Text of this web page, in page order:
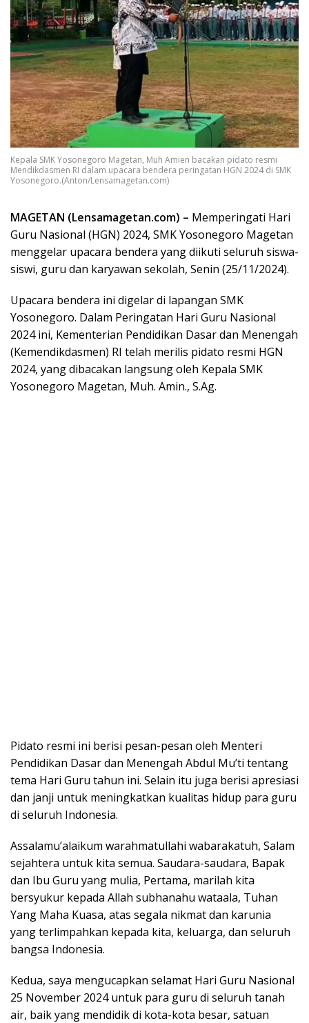
Kepala SMK Yosonegoro Magetan, Muh Amien bacakan pidato resmi
Mendikdasmen RI dalam upacara bendera peringatan HGN 2024 di SMK
Yosonegoro.(Anton/Lensamagetan.com)
MAGETAN (Lensamagetan.com) – Memperingati Hari
Guru Nasional (HGN) 2024, SMK Yosonegoro Magetan
menggelar upacara bendera yang diikuti seluruh siswa-
siswi, guru dan karyawan sekolah, Senin (25/11/2024).
Upacara bendera ini digelar di lapangan SMK
Yosonegoro. Dalam Peringatan Hari Guru Nasional
2024 ini, Kementerian Pendidikan Dasar dan Menengah
(Kemendikdasmen) RI telah merilis pidato resmi HGN
2024, yang dibacakan langsung oleh Kepala SMK
Yosonegoro Magetan, Muh. Amin., S.Ag.
Pidato resmi ini berisi pesan-pesan oleh Menteri
Pendidikan Dasar dan Menengah Abdul Mu’ti tentang
tema Hari Guru tahun ini. Selain itu juga berisi apresiasi
dan janji untuk meningkatkan kualitas hidup para guru
di seluruh Indonesia.
Assalamu’alaikum warahmatullahi wabarakatuh, Salam
sejahtera untuk kita semua. Saudara-saudara, Bapak
dan Ibu Guru yang mulia, Pertama, marilah kita
bersyukur kepada Allah subhanahu wataala, Tuhan
Yang Maha Kuasa, atas segala nikmat dan karunia
yang terlimpahkan kepada kita, keluarga, dan seluruh
bangsa Indonesia.
Kedua, saya mengucapkan selamat Hari Guru Nasional
25 November 2024 untuk para guru di seluruh tanah
air, baik yang mendidik di kota-kota besar, satuan